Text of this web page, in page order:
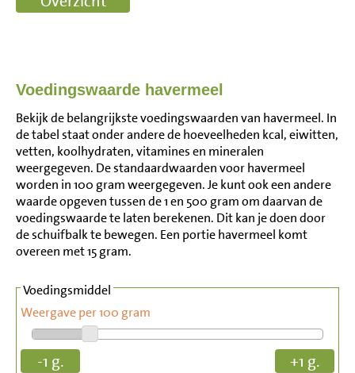
Voedingswaarde havermeel
Bekijk de belangrijkste voedingswaarden van havermeel. In
de tabel staat onder andere de hoeveelheden kcal, eiwitten,
vetten, koolhydraten, vitamines en mineralen
weergegeven. De standaardwaarden voor havermeel
worden in 100 gram weergegeven. Je kunt ook een andere
waarde opgeven tussen de 1 en 500 gram om daarvan de
voedingswaarde te laten berekenen. Dit kan je doen door
de schuifbalk te bewegen. Een portie havermeel komt
overeen met 15 gram.
Voedingsmiddel
Weergave per 100 gram
-1 g. +1 g.